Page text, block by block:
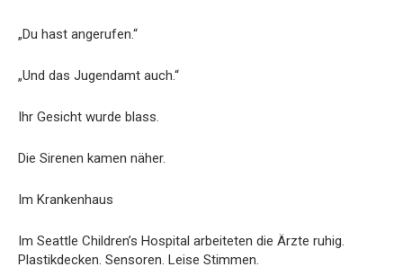
„Du hast angerufen.“
„Und das Jugendamt auch.“
Ihr Gesicht wurde blass.
Die Sirenen kamen näher.
Im Krankenhaus
Im Seattle Children’s Hospital arbeiteten die Ärzte ruhig.
Plastikdecken. Sensoren. Leise Stimmen.